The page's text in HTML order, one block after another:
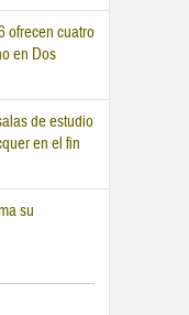
ofrecen cuatro
en Dos
de estudio
en el fin
su